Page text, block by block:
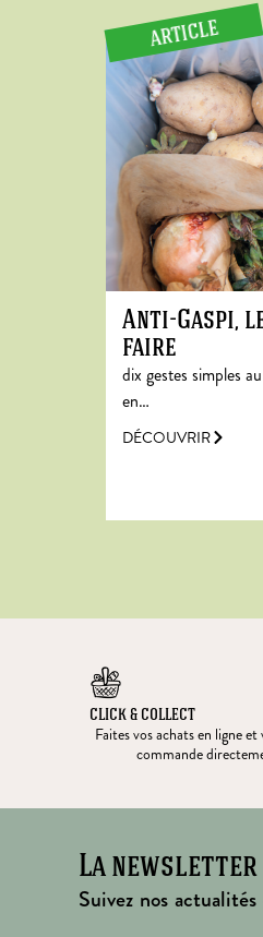
ARTICLE
Anti-Gaspi,
faire
dix gestes simples
en…
DÉCOUVRIR
CLICK & COLLECT
Faites vos achats en ligne
commande
La
Suivez nos